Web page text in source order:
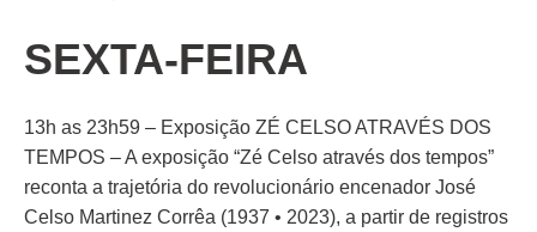
SEXTA-FEIRA
13h as 23h59 – Exposição ZÉ CELSO ATRAVÉS DOS
TEMPOS – A exposição “Zé Celso através dos tempos”
reconta a trajetória do revolucionário encenador José
Celso Martinez Corrêa (1937 • 2023), a partir de registros